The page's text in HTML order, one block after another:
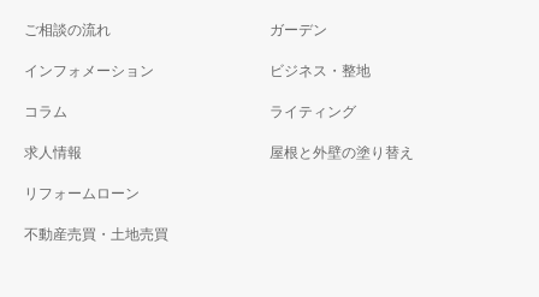
ご相談の流れ
インフォメーション
コラム
求人情報
リフォームローン
不動産売買・土地売買
ガーデン
ビジネス・整地
ライティング
屋根と外壁の塗り替え